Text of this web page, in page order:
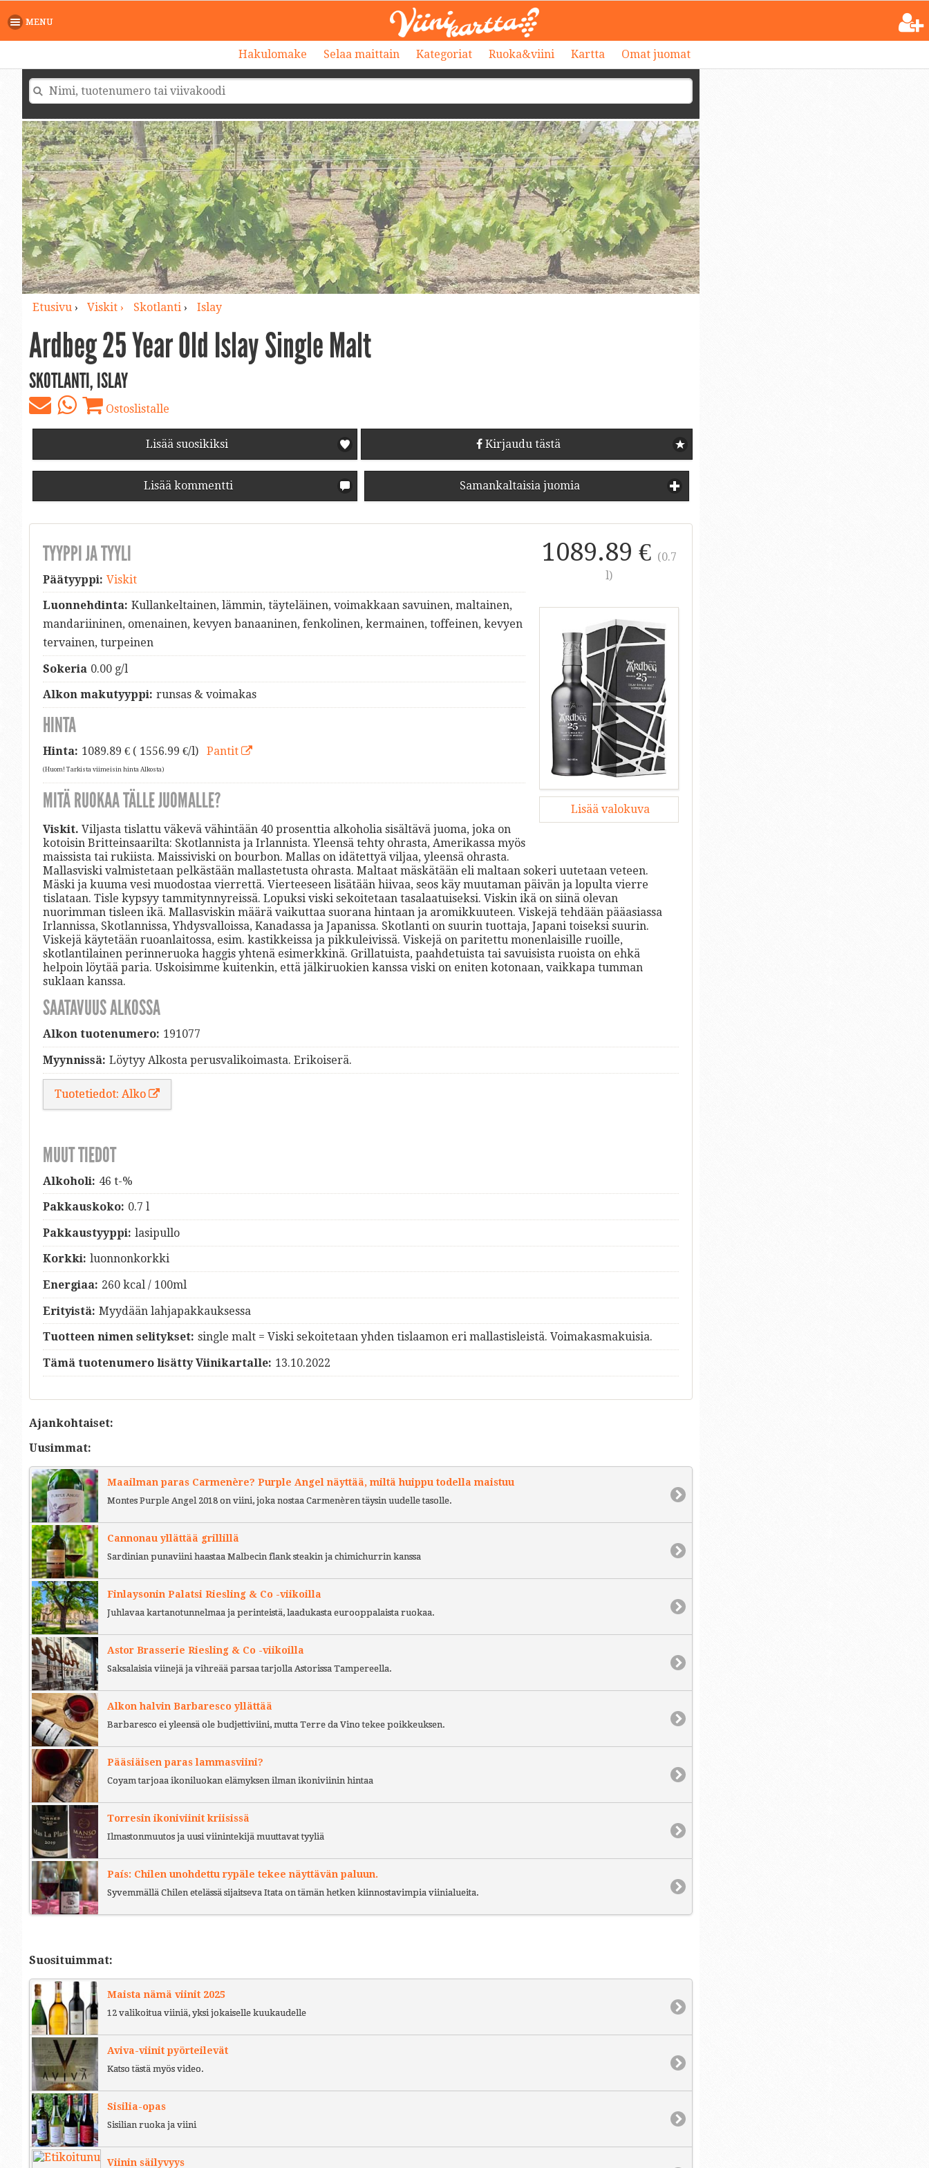
MENU
Hakulomake Selaa maittain Kategoriat Ruoka&viini Kartta Omat juomat
Etusivu› Viskit › Skotlanti› Islay
Ardbeg 25 Year Old Islay Single Malt
SKOTLANTI, ISLAY
Ostoslistalle
Lisää suosikiksi Kirjaudu tästä
Lisää kommentti Samankaltaisia juomia
1089.89 € (0.7
l)
Lisää valokuva
TYYPPI JA TYYLI
Päätyyppi: Viskit
Luonnehdinta: Kullankeltainen, lämmin, täyteläinen, voimakkaan savuinen, maltainen,
mandariininen, omenainen, kevyen banaaninen, fenkolinen, kermainen, toffeinen, kevyen
tervainen, turpeinen
Sokeria 0.00 g/l
Alkon makutyyppi: runsas & voimakas
HINTA
Hinta: 1089.89 € ( 1556.99 €/l) Pantit
(Huom! Tarkista viimeisin hinta Alkosta)
MITÄ RUOKAA TÄLLE JUOMALLE?
Viskit. Viljasta tislattu väkevä vähintään 40 prosenttia alkoholia sisältävä juoma, joka on
kotoisin Britteinsaarilta: Skotlannista ja Irlannista. Yleensä tehty ohrasta, Amerikassa myös
maissista tai rukiista. Maissiviski on bourbon. Mallas on idätettyä viljaa, yleensä ohrasta.
Mallasviski valmistetaan pelkästään mallastetusta ohrasta. Maltaat mäskätään eli maltaan sokeri uutetaan veteen.
Mäski ja kuuma vesi muodostaa vierrettä. Vierteeseen lisätään hiivaa, seos käy muutaman päivän ja lopulta vierre
tislataan. Tisle kypsyy tammitynnyreissä. Lopuksi viski sekoitetaan tasalaatuiseksi. Viskin ikä on siinä olevan
nuorimman tisleen ikä. Mallasviskin määrä vaikuttaa suorana hintaan ja aromikkuuteen. Viskejä tehdään pääasiassa
Irlannissa, Skotlannissa, Yhdysvalloissa, Kanadassa ja Japanissa. Skotlanti on suurin tuottaja, Japani toiseksi suurin.
Viskejä käytetään ruoanlaitossa, esim. kastikkeissa ja pikkuleivissä. Viskejä on paritettu monenlaisille ruoille,
skotlantilainen perinneruoka haggis yhtenä esimerkkinä. Grillatuista, paahdetuista tai savuisista ruoista on ehkä
helpoin löytää paria. Uskoisimme kuitenkin, että jälkiruokien kanssa viski on eniten kotonaan, vaikkapa tumman
suklaan kanssa.
SAATAVUUS ALKOSSA
Alkon tuotenumero: 191077
Myynnissä: Löytyy Alkosta perusvalikoimasta. Erikoiserä.
Tuotetiedot: Alko
MUUT TIEDOT
Alkoholi: 46 t-%
Pakkauskoko: 0.7 l
Pakkaustyyppi: lasipullo
Korkki: luonnonkorkki
Energiaa: 260 kcal / 100ml
Erityistä: Myydään lahjapakkauksessa
Tuotteen nimen selitykset: single malt = Viski sekoitetaan yhden tislaamon eri mallastisleistä. Voimakasmakuisia.
Tämä tuotenumero lisätty Viinikartalle: 13.10.2022
Ajankohtaiset:
Uusimmat:
Maailman paras Carmenère? Purple Angel näyttää, miltä huippu todella maistuu
Montes Purple Angel 2018 on viini, joka nostaa Carmenèren täysin uudelle tasolle.
Cannonau yllättää grillillä
Sardinian punaviini haastaa Malbecin flank steakin ja chimichurrin kanssa
Finlaysonin Palatsi Riesling & Co -viikoilla
Juhlavaa kartanotunnelmaa ja perinteistä, laadukasta eurooppalaista ruokaa.
Astor Brasserie Riesling & Co -viikoilla
Saksalaisia viinejä ja vihreää parsaa tarjolla Astorissa Tampereella.
Alkon halvin Barbaresco yllättää
Barbaresco ei yleensä ole budjettiviini, mutta Terre da Vino tekee poikkeuksen.
Pääsiäisen paras lammasviini?
Coyam tarjoaa ikoniluokan elämyksen ilman ikoniviinin hintaa
Torresin ikoniviinit kriisissä
Ilmastonmuutos ja uusi viinintekijä muuttavat tyyliä
País: Chilen unohdettu rypäle tekee näyttävän paluun.
Syvemmällä Chilen etelässä sijaitseva Itata on tämän hetken kiinnostavimpia viinialueita.
Suosituimmat:
Maista nämä viinit 2025
12 valikoitua viiniä, yksi jokaiselle kuukaudelle
Aviva-viinit pyörteilevät
Katso tästä myös video.
Sisilia-opas
Sisilian ruoka ja viini
Viinin säilyvyys